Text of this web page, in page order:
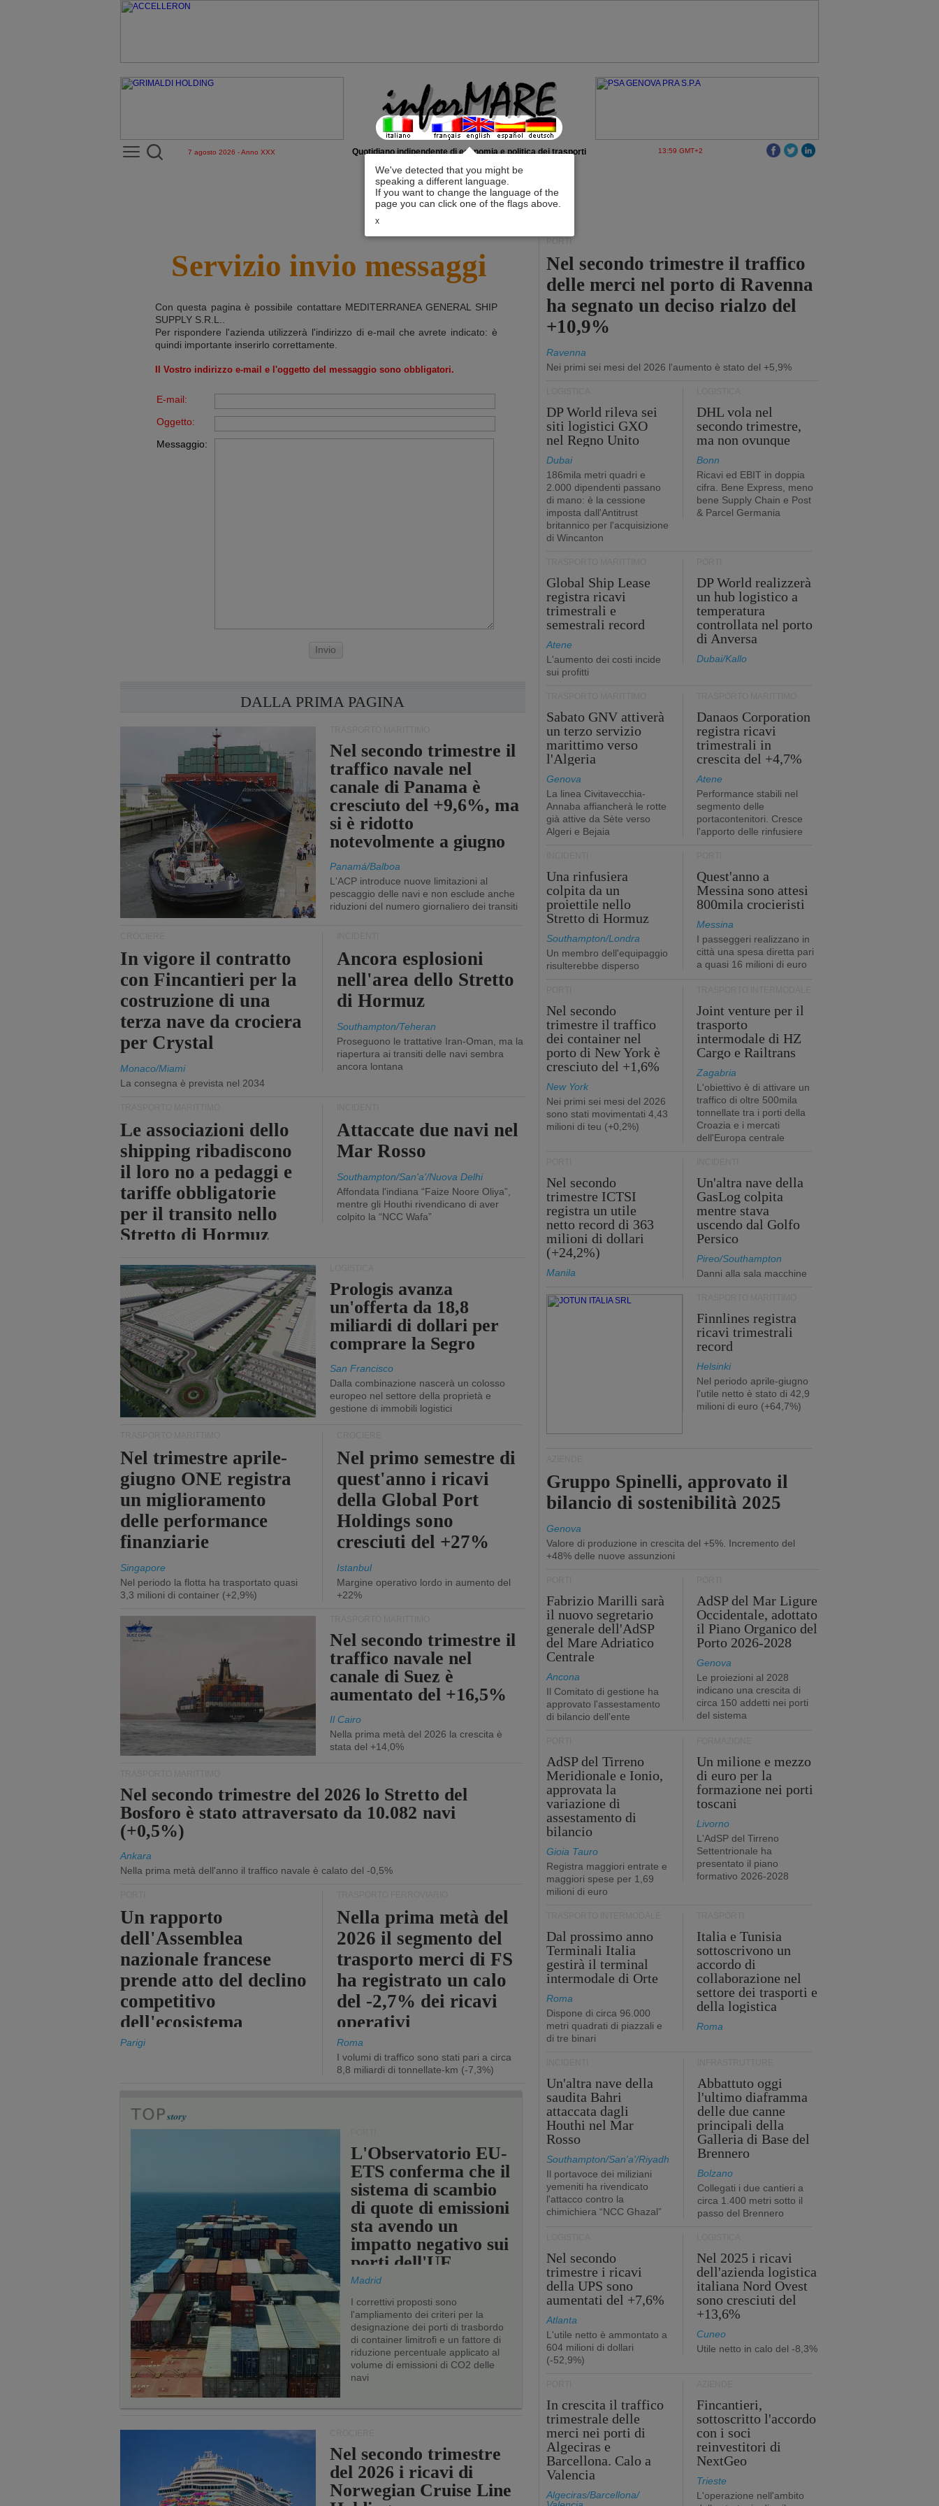
We've detected that you might be
speaking a different language.
If you want to change the language of the
page you can click one of the flags above.
x
7 agosto 2026 - Anno XXX Quotidiano indipendente di economia e politica dei trasporti 13:59 GMT+2
Servizio invio messaggi
Con questa pagina è possibile contattare MEDITERRANEA GENERAL SHIP
SUPPLY S.R.L.
Per rispondere l'azienda utilizzerà l'indirizzo di e-mail che avrete indicato: è
quindi importante inserirlo correttamente.
Il Vostro indirizzo e-mail e l'oggetto del messaggio sono obbligatori.
E-mail:
Oggetto:
Messaggio:
Invio
DALLA PRIMA PAGINA
Nel secondo trimestre il
traffico navale nel
canale di Panama è
cresciuto del +9,6%, ma
si è ridotto
notevolmente a giugno
Panamá/Balboa
L'ACP introduce nuove limitazioni al
pescaggio delle navi e non esclude anche
riduzioni del numero giornaliero dei transiti
In vigore il contratto
con Fincantieri per la
costruzione di una
terza nave da crociera
per Crystal
Monaco/Miami
La consegna è prevista nel 2034
Ancora esplosioni
nell'area dello Stretto
di Hormuz
Southampton/Teheran
Proseguono le trattative Iran-Oman, ma la
riapertura ai transiti delle navi sembra
ancora lontana
Le associazioni dello
shipping ribadiscono
il loro no a pedaggi e
tariffe obbligatorie
per il transito nello
Stretto di Hormuz
Attaccate due navi nel
Mar Rosso
Southampton/San'a'/Nuova Delhi
Affondata l'indiana “Faize Noore Oliya”,
mentre gli Houthi rivendicano di aver
colpito la “NCC Wafa”
Prologis avanza
un'offerta da 18,8
miliardi di dollari per
comprare la Segro
San Francisco
Dalla combinazione nascerà un colosso
europeo nel settore della proprietà e
gestione di immobili logistici
Nel trimestre aprile-
giugno ONE registra
un miglioramento
delle performance
finanziarie
Singapore
Nel periodo la flotta ha trasportato quasi
3,3 milioni di container (+2,9%)
Nel primo semestre di
quest'anno i ricavi
della Global Port
Holdings sono
cresciuti del +27%
Istanbul
Margine operativo lordo in aumento del
+22%
Nel secondo trimestre il
traffico navale nel
canale di Suez è
aumentato del +16,5%
Il Cairo
Nella prima metà del 2026 la crescita è
stata del +14,0%
Nel secondo trimestre del 2026 lo Stretto del
Bosforo è stato attraversato da 10.082 navi
(+0,5%)
Ankara
Nella prima metà dell'anno il traffico navale è calato del -0,5%
Un rapporto
dell'Assemblea
nazionale francese
prende atto del declino
competitivo
dell'ecosistema
portuale statale
Parigi
Nella prima metà del
2026 il segmento del
trasporto merci di FS
ha registrato un calo
del -2,7% dei ricavi
operativi
Roma
I volumi di traffico sono stati pari a circa
8,8 miliardi di tonnellate-km (-7,3%)
L'Observatorio EU-
ETS conferma che il
sistema di scambio
di quote di emissioni
sta avendo un
impatto negativo sui
porti dell'UE
Madrid
I correttivi proposti sono
l'ampliamento dei criteri per la
designazione dei porti di trasbordo
di container limitrofi e un fattore di
riduzione percentuale applicato al
volume di emissioni di CO2 delle
navi
Nel secondo trimestre
del 2026 i ricavi di
Norwegian Cruise Line
PORTI
Nel secondo trimestre il traffico
delle merci nel porto di Ravenna
ha segnato un deciso rialzo del
+10,9%
Ravenna
Nei primi sei mesi del 2026 l'aumento è stato del +5,9%
DP World rileva sei
siti logistici GXO
nel Regno Unito
Dubai
186mila metri quadri e
2.000 dipendenti passano
di mano: è la cessione
imposta dall'Antitrust
britannico per l'acquisizione
di Wincanton
DHL vola nel
secondo trimestre,
ma non ovunque
Bonn
Ricavi ed EBIT in doppia
cifra. Bene Express, meno
bene Supply Chain e Post
& Parcel Germania
Global Ship Lease
registra ricavi
trimestrali e
semestrali record
Atene
L'aumento dei costi incide
sui profitti
DP World realizzerà
un hub logistico a
temperatura
controllata nel porto
di Anversa
Dubai/Kallo
Sabato GNV attiverà
un terzo servizio
marittimo verso
l'Algeria
Genova
La linea Civitavecchia-
Annaba affiancherà le rotte
già attive da Sète verso
Algeri e Bejaia
Danaos Corporation
registra ricavi
trimestrali in
crescita del +4,7%
Atene
Performance stabili nel
segmento delle
portacontenitori. Cresce
l'apporto delle rinfusiere
Una rinfusiera
colpita da un
proiettile nello
Stretto di Hormuz
Southampton/Londra
Un membro dell'equipaggio
risulterebbe disperso
Quest'anno a
Messina sono attesi
800mila crocieristi
Messina
I passeggeri realizzano in
città una spesa diretta pari
a quasi 16 milioni di euro
Nel secondo
trimestre il traffico
dei container nel
porto di New York è
cresciuto del +1,6%
New York
Nei primi sei mesi del 2026
sono stati movimentati 4,43
milioni di teu (+0,2%)
Joint venture per il
trasporto
intermodale di HZ
Cargo e Railtrans
Zagabria
L'obiettivo è di attivare un
traffico di oltre 500mila
tonnellate tra i porti della
Croazia e i mercati
dell'Europa centrale
Nel secondo
trimestre ICTSI
registra un utile
netto record di 363
milioni di dollari
(+24,2%)
Manila
Un'altra nave della
GasLog colpita
mentre stava
uscendo dal Golfo
Persico
Pireo/Southampton
Danni alla sala macchine
Finnlines registra
ricavi trimestrali
record
Helsinki
Nel periodo aprile-giugno
l'utile netto è stato di 42,9
milioni di euro (+64,7%)
Gruppo Spinelli, approvato il
bilancio di sostenibilità 2025
Genova
Valore di produzione in crescita del +5%. Incremento del
+48% delle nuove assunzioni
Fabrizio Marilli sarà
il nuovo segretario
generale dell'AdSP
del Mare Adriatico
Centrale
Ancona
Il Comitato di gestione ha
approvato l'assestamento
di bilancio dell'ente
AdSP del Mar Ligure
Occidentale, adottato
il Piano Organico del
Porto 2026-2028
Genova
Le proiezioni al 2028
indicano una crescita di
circa 150 addetti nei porti
del sistema
AdSP del Tirreno
Meridionale e Ionio,
approvata la
variazione di
assestamento di
bilancio
Gioia Tauro
Registra maggiori entrate e
maggiori spese per 1,69
milioni di euro
Un milione e mezzo
di euro per la
formazione nei porti
toscani
Livorno
L'AdSP del Tirreno
Settentrionale ha
presentato il piano
formativo 2026-2028
Dal prossimo anno
Terminali Italia
gestirà il terminal
intermodale di Orte
Roma
Dispone di circa 96.000
metri quadrati di piazzali e
di tre binari
Italia e Tunisia
sottoscrivono un
accordo di
collaborazione nel
settore dei trasporti e
della logistica
Roma
Un'altra nave della
saudita Bahri
attaccata dagli
Houthi nel Mar
Rosso
Southampton/San'a'/Riyadh
Il portavoce dei miliziani
yemeniti ha rivendicato
l'attacco contro la
chimichiera “NCC Ghazal”
Abbattuto oggi
l'ultimo diaframma
delle due canne
principali della
Galleria di Base del
Brennero
Bolzano
Collegati i due cantieri a
circa 1.400 metri sotto il
passo del Brennero
Nel secondo
trimestre i ricavi
della UPS sono
aumentati del +7,6%
Atlanta
L'utile netto è ammontato a
604 milioni di dollari
(-52,9%)
Nel 2025 i ricavi
dell'azienda logistica
italiana Nord Ovest
sono cresciuti del
+13,6%
Cuneo
Utile netto in calo del -8,3%
In crescita il traffico
trimestrale delle
merci nei porti di
Algeciras e
Barcellona. Calo a
Valencia
Algeciras/Barcellona/
Fincantieri,
sottoscritto l'accordo
con i soci
reinvestitori di
NextGeo
Trieste
L'operazione nell'ambito